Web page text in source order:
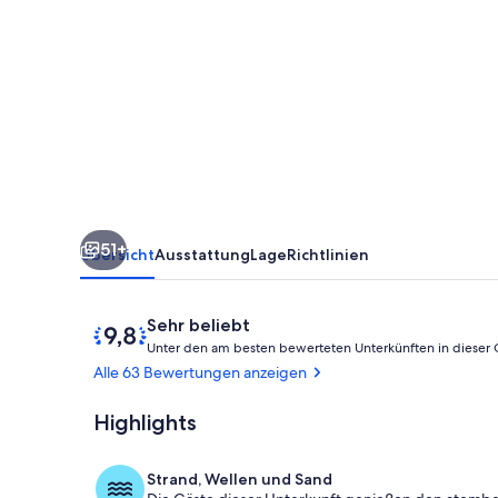
und
die
Saint-
Raphaël
51+
ÜbersichtAusstattungLageRichtlinien
Bewertungen
Sehr beliebt
9,8
von
10,
beliebt
Unter den am besten bewerteten Unterkünften in dieser
Alle 63 Bewertungen anzeigen
Highlights
Strand, Wellen und Sand